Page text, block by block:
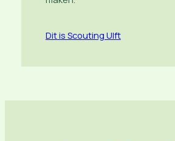
Dit is Scouting Ulft